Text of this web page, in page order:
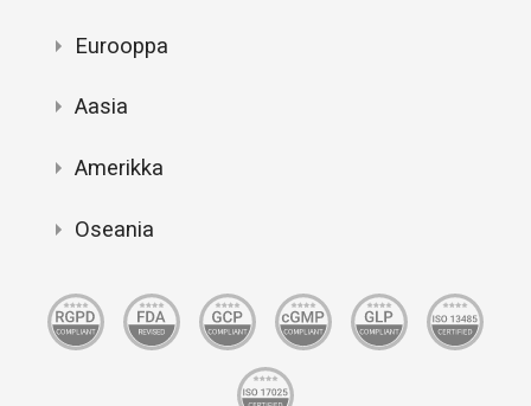
Eurooppa
Aasia
Amerikka
Oseania